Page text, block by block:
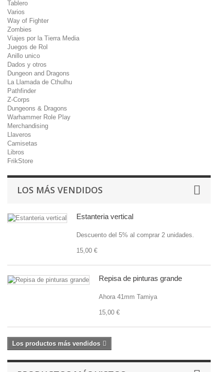
Tablero
Varios
Way of Fighter
Zombies
Viajes por la Tierra Media
Juegos de Rol
Anillo unico
Dados y otros
Dungeon and Dragons
La Llamada de Cthulhu
Pathfinder
Z-Corps
Dungeons & Dragons
Warhammer Role Play
Merchandising
Llaveros
Camisetas
Libros
FrikStore
LOS MÁS VENDIDOS
Estanteria vertical
Descuento del 5% al comprar 2 unidades.
15,00 €
Repisa de pinturas grande
Ahora 41mm Tamiya
15,00 €
Los productos más vendidos